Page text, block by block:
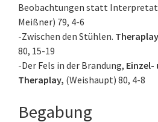
Beobachtungen statt
Meißner) 79, 4-6
-Zwischen den Stühlen.
80, 15-19
-Der Fels in der Brandung, Einzel-
Theraplay, (Weishaupt) 80, 4-8
Begabung